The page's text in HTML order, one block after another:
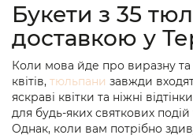
Букети з 35
доставкою у
Коли мова йде про виразну
квітів, тюльпани завжди
яскраві квітки та ніжні
для будь-яких святкових
Однак, коли вам потрібно